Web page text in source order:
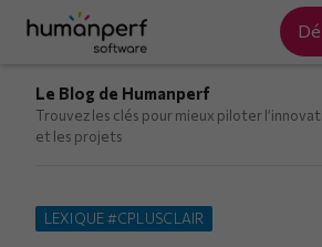
Le Blog de Humanperf
Trouvez les clés pour mieux piloter
et les projets
LEXIQUE #CPLUSCLAIR